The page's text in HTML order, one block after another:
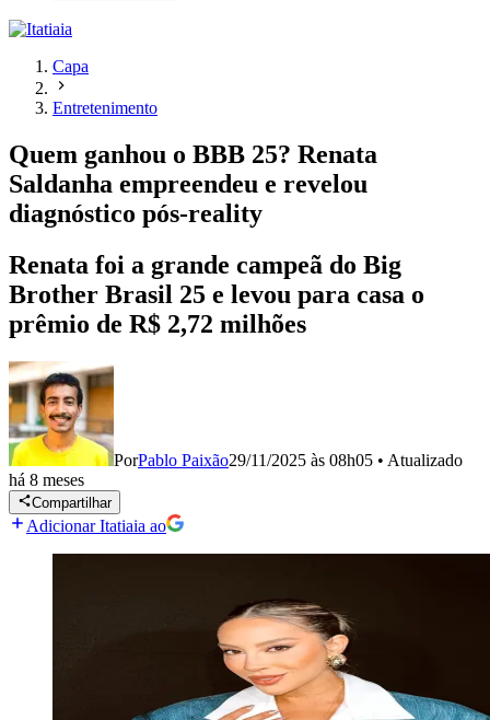
Capa
Entretenimento
Quem ganhou o BBB 25? Renata
Saldanha empreendeu e revelou
diagnóstico pós-reality
Renata foi a grande campeã do Big
Brother Brasil 25 e levou para casa o
prêmio de R$ 2,72 milhões
PorPablo Paixão29/11/2025 às 08h05 • Atualizado
há 8 meses
Compartilhar
Adicionar Itatiaia ao